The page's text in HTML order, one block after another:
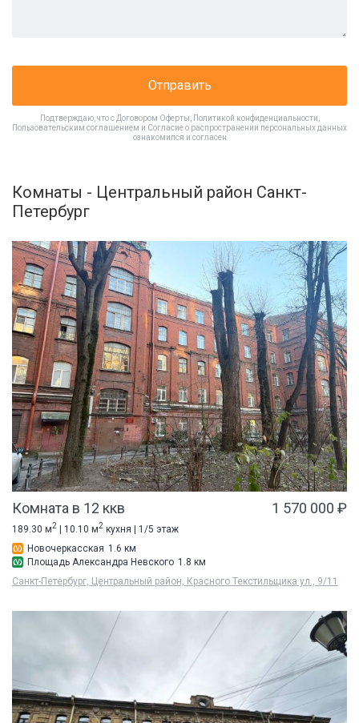
Отправить
Подтверждаю, что с Договором Оферты Политикой конфиденциальности
Пользовательским соглашением и Согласие о распространении персональных данных
ознакомился и согласен
Комнаты - Центральный район Санкт-
Петербург
Комната в 12 ккв 1 570 000 ₽
189.30 м2 | 10.10 м2 кухня | 1/5 этаж
Новочеркасская 1.6 км
Площадь Александра Невского 1.8 км
Санкт-Петербург, Центральный район, Красного Текстильщика ул., 9/11